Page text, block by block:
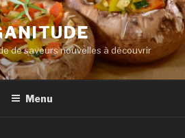
de saveurs nouvelles à découvrir
Menu